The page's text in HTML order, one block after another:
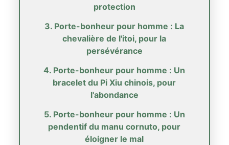
protection
3. Porte-bonheur pour homme : La
chevalière de l'itoi, pour la
persévérance
4. Porte-bonheur pour homme : Un
bracelet du Pi Xiu chinois, pour
l'abondance
5. Porte-bonheur pour homme : Un
pendentif du manu cornuto, pour
éloigner le mal